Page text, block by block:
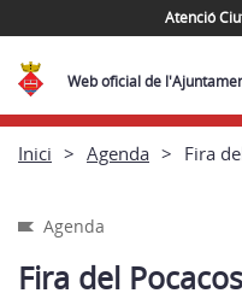
Atenció
Web oficial de
Inici Agenda Fira
Agenda
Fira del